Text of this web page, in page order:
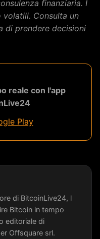
finanziaria. I
Consulta un
di prendere decisioni
reale con l'app
Play
di BitcoinLive24, l
Bitcoin in tempo
editoriale di
Offsquare srl.